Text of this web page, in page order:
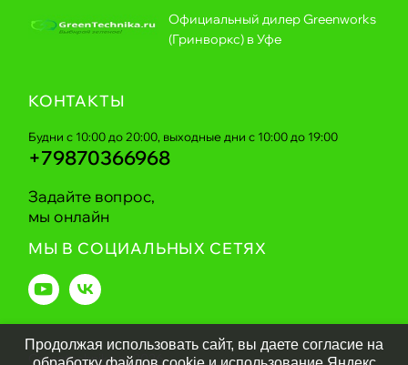
Официальный дилер Greenworks
(Гринворкс) в Уфе
КОНТАКТЫ
Будни с 10:00 до 20:00, выходные дни с 10:00 до 19:00
+79870366968
Задайте вопрос,
мы онлайн
МЫ В СОЦИАЛЬНЫХ СЕТЯХ
Greentechnika.ru2026
Продолжая использовать сайт, вы даете согласие на